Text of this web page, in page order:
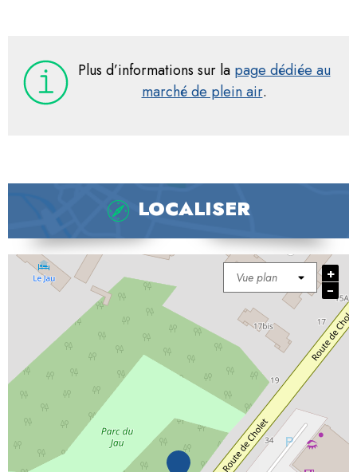
Plus d’informations sur la page dédiée au
marché de plein air.
LOCALISER
+
−